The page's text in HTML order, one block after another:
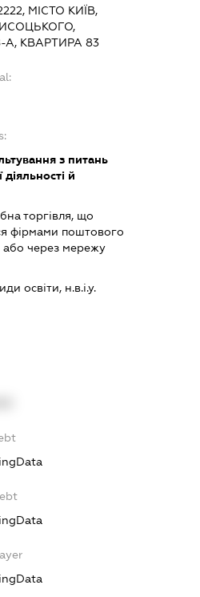
МІСТО КИЇВ,
КВАРТИРА 83
з питань
діяльності й
торгівля, що
фірмами поштового
або через мережу
освіти, н.в.і.у.